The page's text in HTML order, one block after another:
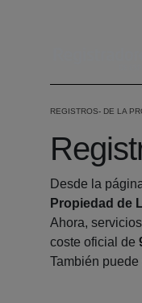
REGISTROS DE LA
Desde la
Propiedad de
Ahora,
coste oficial de
También